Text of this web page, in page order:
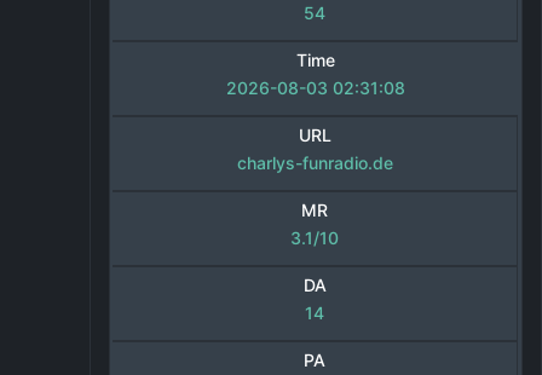
54
Time
2026-08-03 02:31:08
URL
charlys-funradio.de
MR
3.1/10
DA
14
PA